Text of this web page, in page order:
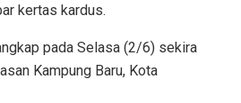
kertas kardus.
pada Selasa (2/6) sekira
Kampung Baru, Kota